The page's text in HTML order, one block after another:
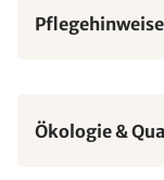
Pflegehinweise
Ökologie &